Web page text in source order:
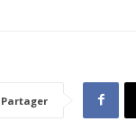
Partager